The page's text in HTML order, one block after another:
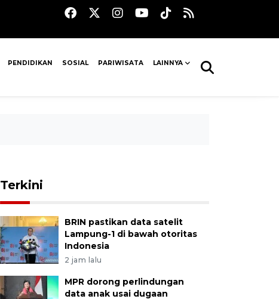
PENDIDIKAN SOSIAL PARIWISATA LAINNYA
Terkini
BRIN pastikan data satelit
Lampung-1 di bawah otoritas
Indonesia
2 jam lalu
MPR dorong perlindungan
data anak usai dugaan